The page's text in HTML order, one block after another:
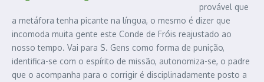
provável que
a metáfora tenha picante na língua, o mesmo é dizer que
incomoda muita gente este Conde de Fróis reajustado ao
nosso tempo. Vai para S. Gens como forma de punição,
identifica-se com o espírito de missão, autonomiza-se, o padre
que o acompanha para o corrigir é disciplinadamente posto a